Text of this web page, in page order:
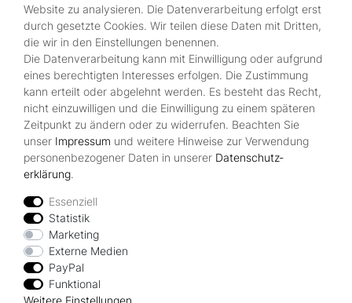
Shop
Kontakt
Über Uns
Zahlungsmöglichkeiten
Rechtliches
Widerrufsrecht
Impressum
Datenschutzerklärung
AGB
Vertrag widerrufen
Zahlungsarten
Website zu analysieren. Die Datenverarbeitung erfolgt erst
durch gesetzte Cookies. Wir teilen diese Daten mit Dritten,
die wir in den Einstellungen benennen.
Die Datenverarbeitung kann mit Einwilligung oder aufgrund
eines berechtigten Interesses erfolgen. Die Zustimmung
kann erteilt oder abgelehnt werden. Es besteht das Recht,
nicht einzuwilligen und die Einwilligung zu einem späteren
Zeitpunkt zu ändern oder zu widerrufen. Beachten Sie
unser Impressum und weitere Hinweise zur Verwendung
personenbezogener Daten in unserer Daten­schutz­
erklärung.
Essenziell
Statistik
Marketing
Externe Medien
PayPal
Funktional
Weitere Einstellungen